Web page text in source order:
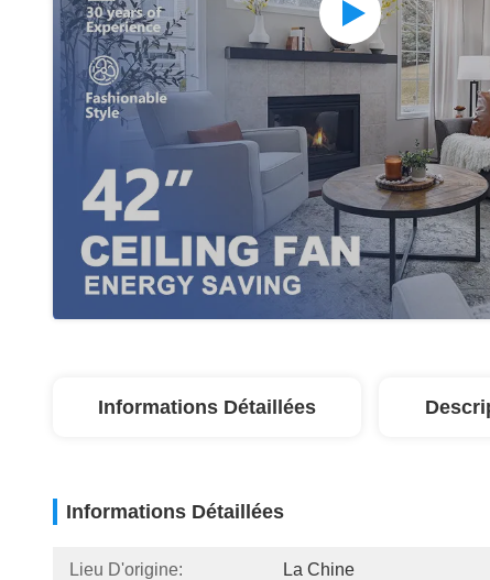
Informations Détaillées
Informations Détaillées
Lieu D'origine: La Chine